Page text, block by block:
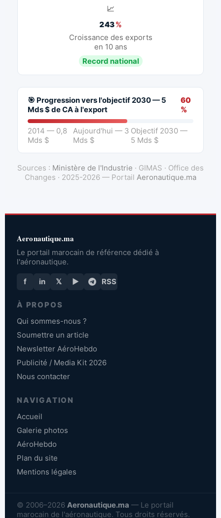
📈
243%
Croissance des exports
en 10 ans
Record national
🎯 Progression vers l'objectif 2030 — 5
Mds $ de CA à l'export
60
%
2014 — 0,8
Mds $
Aujourd'hui — 3
Mds $
Objectif 2030 —
5 Mds $
Sources : Ministère de l'Industrie · GIMAS · Office des
Changes · 2025-2026 — Portail Aeronautique.ma
Aeronautique.ma
Le portail marocain de référence dédié à
l'aéronautique.
f in 𝕏 ▶ RSS
À PROPOS
Qui sommes-nous ?
Soumettre un article
Newsletter AéroHebdo
Publicité / Media Kit 2026
Nous contacter
NAVIGATION
Accueil
Galerie photos
AéroHebdo
Plan du site
Mentions légales
© 2006–2026 Aeronautique.ma — Le portail
marocain de l'aéronautique. Tous droits réservés.